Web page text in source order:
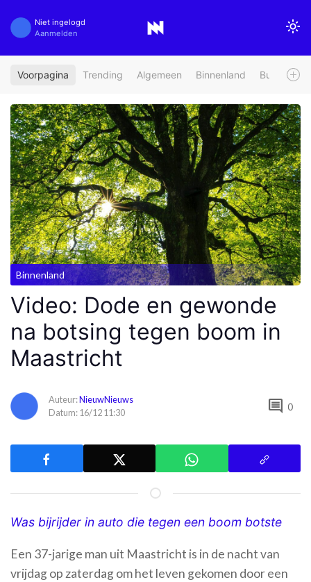
Niet ingelogd
Aanmelden
Voorpagina Trending Algemeen Binnenland Buitenland
Binnenland
Video: Dode en gewonde
na botsing tegen boom in
Maastricht
Auteur:NieuwNieuws
Datum: 16/12 11:30
comment 0
Was bijrijder in auto die tegen een boom botste
Een 37-jarige man uit Maastricht is in de nacht van
vrijdag op zaterdag om het leven gekomen door een